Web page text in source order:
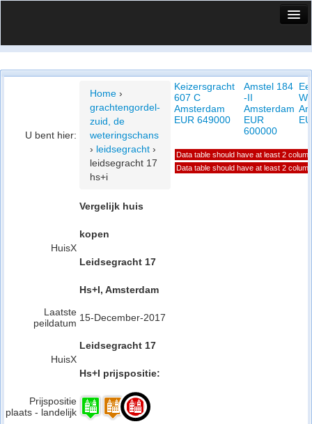
Vergelijk prijsposities - wijk
Info
U bent hier:
Home ›
grachtengordel-
zuid, de
weteringschans
› leidsegracht ›
leidsegracht 17
hs+i
HuisX
Vergelijk huis
kopen
Leidsegracht 17
Hs+I, Amsterdam
Laatste
peildatum 15-December-2017
HuisX
Leidsegracht 17
Hs+I prijspositie:
Prijspositie
plaats - landelijk
Keizersgracht
607 C
Amsterdam
EUR 649000
Amstel 184
-II
Amsterdam
EUR
600000
Data table should have at least 2
Data table should have at least 2